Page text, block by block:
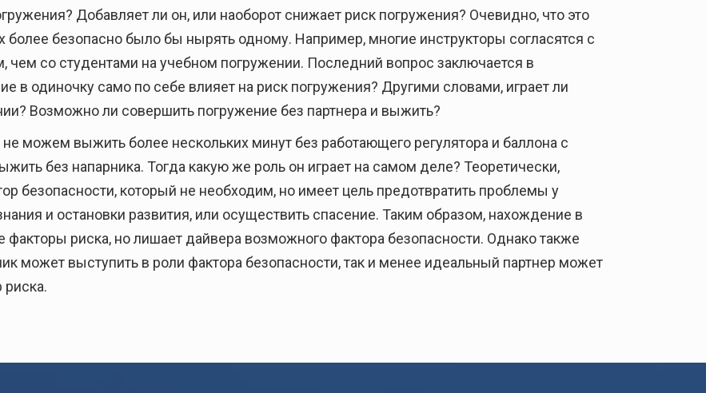
Добавляет ли он, или наоборот снижает риск погружения? Очевидно, что это
более безопасно было бы нырять одному. Например, многие инструкторы согласятся с
чем со студентами на учебном погружении. Последний вопрос заключается в
в одиночку само по себе влияет на риск погружения? Другими словами, играет ли
Возможно ли совершить погружение без партнера и выжить?
можем выжить более нескольких минут без работающего регулятора и баллона с
без напарника. Тогда какую же роль он играет на самом деле? Теоретически,
безопасности, который не необходим, но имеет цель предотвратить проблемы у
и остановки развития, или осуществить спасение. Таким образом, нахождение в
факторы риска, но лишает дайвера возможного фактора безопасности. Однако также
может выступить в роли фактора безопасности, так и менее идеальный партнер может
риска.